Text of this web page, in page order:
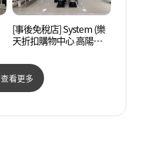
[事後免稅店] System (樂
天折扣購物中心 高陽巴
아울렛 고양터미널점)
查看更多